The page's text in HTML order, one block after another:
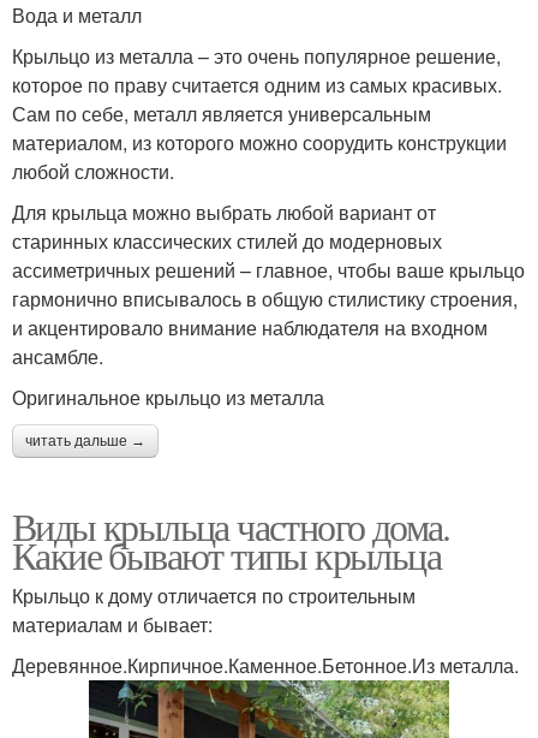
Вода и металл
Крыльцо из металла – это очень популярное решение,
которое по праву считается одним из самых красивых.
Сам по себе, металл является универсальным
материалом, из которого можно соорудить конструкции
любой сложности.
Для крыльца можно выбрать любой вариант от
старинных классических стилей до модерновых
ассиметричных решений – главное, чтобы ваше крыльцо
гармонично вписывалось в общую стилистику строения,
и акцентировало внимание наблюдателя на входном
ансамбле.
Оригинальное крыльцо из металла
читать дальше →
Виды крыльца частного дома.
Какие бывают типы крыльца
Крыльцо к дому отличается по строительным
материалам и бывает:
Деревянное.Кирпичное.Каменное.Бетонное.Из металла.